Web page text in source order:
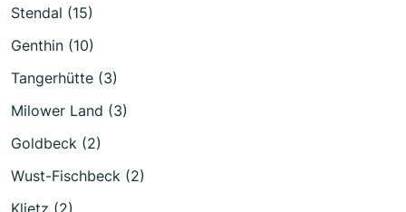
Stendal (15)
Genthin (10)
Tangerhütte (3)
Milower Land (3)
Goldbeck (2)
Wust-Fischbeck (2)
Klietz (2)